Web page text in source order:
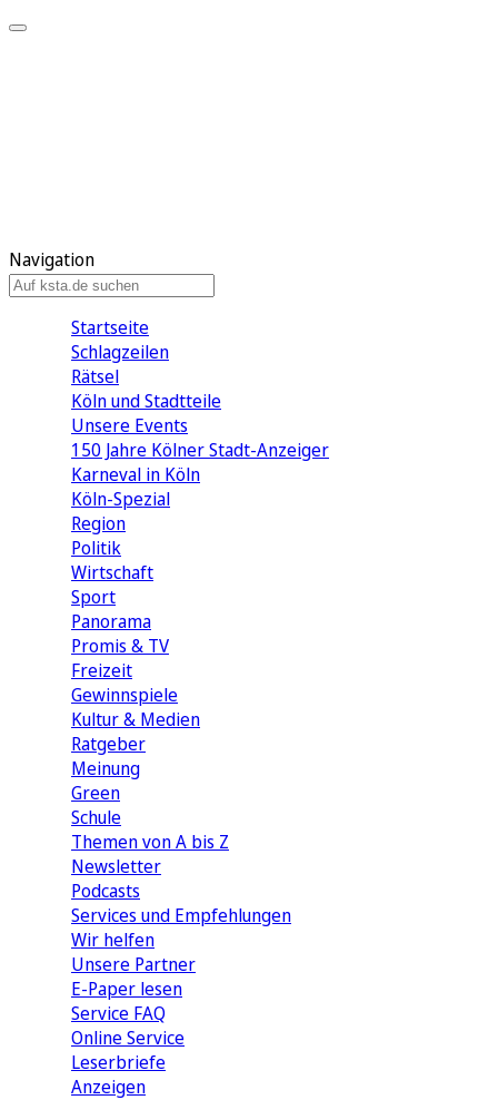
Navigation
Startseite
Schlagzeilen
Rätsel
Köln und Stadtteile
Unsere Events
150 Jahre Kölner Stadt-Anzeiger
Karneval in Köln
Köln-Spezial
Region
Politik
Wirtschaft
Sport
Panorama
Promis & TV
Freizeit
Gewinnspiele
Kultur & Medien
Ratgeber
Meinung
Green
Schule
Themen von A bis Z
Newsletter
Podcasts
Services und Empfehlungen
Wir helfen
Unsere Partner
E-Paper lesen
Service FAQ
Online Service
Leserbriefe
Anzeigen